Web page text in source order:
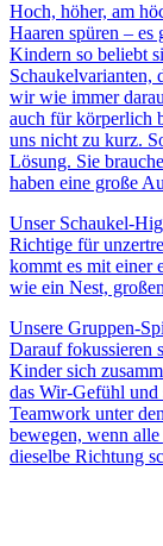
Hoch, höher, am
Haaren spüren –
Kindern so beliebt
Schaukelvarianten,
wir wie immer
auch für körperlich
uns nicht zu kurz.
Lösung. Sie
haben eine große
Unser Schaukel-
Richtige für
kommt es mit einer
wie ein Nest,
Unsere Gruppen-
Darauf fokussieren
Kinder sich
das Wir-Gefühl und
Teamwork unter
bewegen, wenn
dieselbe Richtung